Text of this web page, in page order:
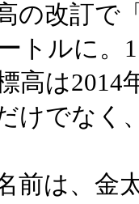
の改訂で
トルに。
高は2014
けでなく
前は、金